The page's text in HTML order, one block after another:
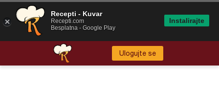
Ulogujte se
Recepti - Kuvar
Recepti.com
Besplatna - Google Play
Instalirajte